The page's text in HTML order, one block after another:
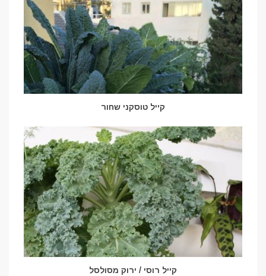
קייל טוסקני שחור
קייל רוסי / ירוק מסולסל